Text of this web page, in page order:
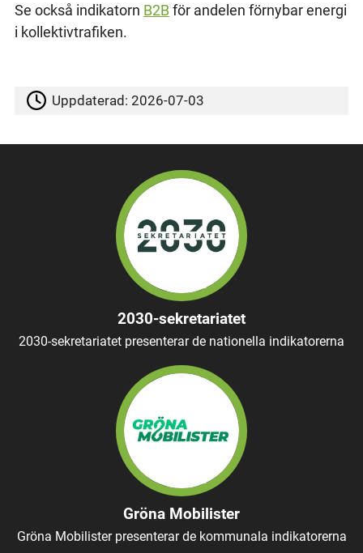
Se också indikatorn B2Bför andelen förnybar energi
i kollektivtrafiken.
Uppdaterad:2026-07-03
2030-sekretariatet
2030-sekretariatet presenterar de nationella indikatorerna
Gröna Mobilister
Gröna Mobilister presenterar de kommunala indikatorerna